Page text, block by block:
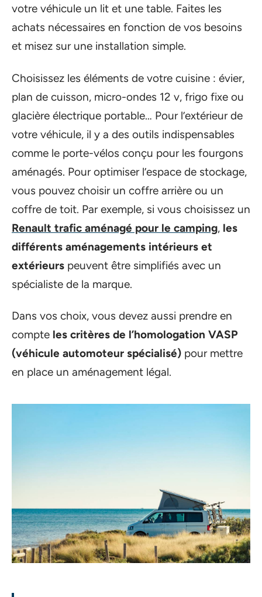
votre véhicule un lit et une table. Faites les
achats nécessaires en fonction de vos besoins
et misez sur une installation simple.
Choisissez les éléments de votre cuisine : évier,
plan de cuisson, micro-ondes 12 v, frigo fixe ou
glacière électrique portable… Pour l’extérieur de
votre véhicule, il y a des outils indispensables
comme le porte-vélos conçu pour les fourgons
aménagés. Pour optimiser l’espace de stockage,
vous pouvez choisir un coffre arrière ou un
coffre de toit. Par exemple, si vous choisissez un
Renault trafic aménagé pour le camping, les
différents aménagements intérieurs et
extérieurs peuvent être simplifiés avec un
spécialiste de la marque.
Dans vos choix, vous devez aussi prendre en
compte les critères de l’homologation VASP
(véhicule automoteur spécialisé) pour mettre
en place un aménagement légal.